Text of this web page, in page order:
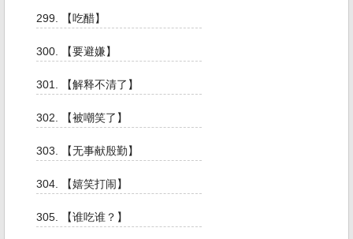
299. 【吃醋】
300. 【要避嫌】
301. 【解释不清了】
302. 【被嘲笑了】
303. 【无事献殷勤】
304. 【嬉笑打闹】
305. 【谁吃谁？】